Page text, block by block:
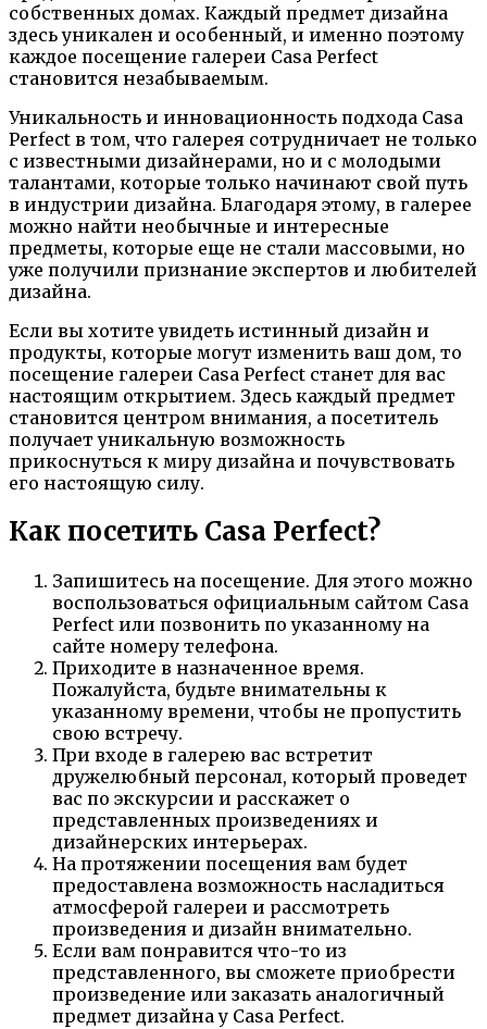
собственных домах. Каждый предмет дизайна
здесь уникален и особенный, и именно поэтому
каждое посещение галереи Casa Perfect
становится незабываемым.
Уникальность и инновационность подхода Casa
Perfect в том, что галерея сотрудничает не только
с известными дизайнерами, но и с молодыми
талантами, которые только начинают свой путь
в индустрии дизайна. Благодаря этому, в галерее
можно найти необычные и интересные
предметы, которые еще не стали массовыми, но
уже получили признание экспертов и любителей
дизайна.
Если вы хотите увидеть истинный дизайн и
продукты, которые могут изменить ваш дом, то
посещение галереи Casa Perfect станет для вас
настоящим открытием. Здесь каждый предмет
становится центром внимания, а посетитель
получает уникальную возможность
прикоснуться к миру дизайна и почувствовать
его настоящую силу.
Как посетить Casa Perfect?
Запишитесь на посещение. Для этого можно
воспользоваться официальным сайтом Casa
Perfect или позвонить по указанному на
сайте номеру телефона.
Приходите в назначенное время.
Пожалуйста, будьте внимательны к
указанному времени, чтобы не пропустить
свою встречу.
При входе в галерею вас встретит
дружелюбный персонал, который проведет
вас по экскурсии и расскажет о
представленных произведениях и
дизайнерских интерьерах.
На протяжении посещения вам будет
предоставлена возможность насладиться
атмосферой галереи и рассмотреть
произведения и дизайн внимательно.
Если вам понравится что-то из
представленного, вы сможете приобрести
произведение или заказать аналогичный
предмет дизайна у Casa Perfect.